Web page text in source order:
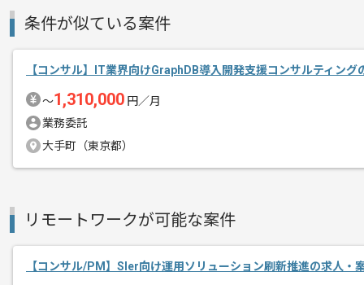
エージェントからのコ
複数案件を保有している企業ですので、
ご経験と実績に応じて別案件のご提案
新しいアイディアや技術を積極的に導入
経験豊富なメンバーと成長が出来る環境
条件が似ている案件
【コンサル】IT業界向けGraphDB導入開発支援コンサルティング
〜1,310,000 円／月
業務委託
大手町（東京都）
リモートワークが可能な案件
【コンサル/PM】SIer向け運用ソリューション刷新推進の求人・